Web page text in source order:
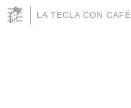
LA TECLA CON CAFÉ